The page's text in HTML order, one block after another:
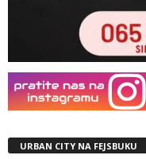
URBAN CITY NA FEJSBUKU